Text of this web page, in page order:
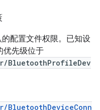
配置文件权限。已知设
优先级位于
BluetoothProfileDev